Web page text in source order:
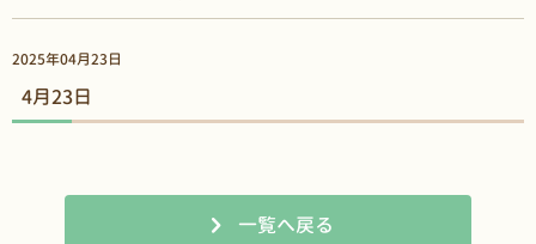
2025年04月23日
4月23日
一覧へ戻る